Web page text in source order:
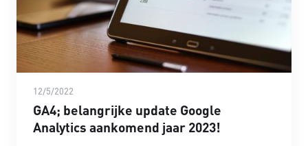
12/5/2022
GA4; belangrijke update Google
Analytics aankomend jaar 2023!